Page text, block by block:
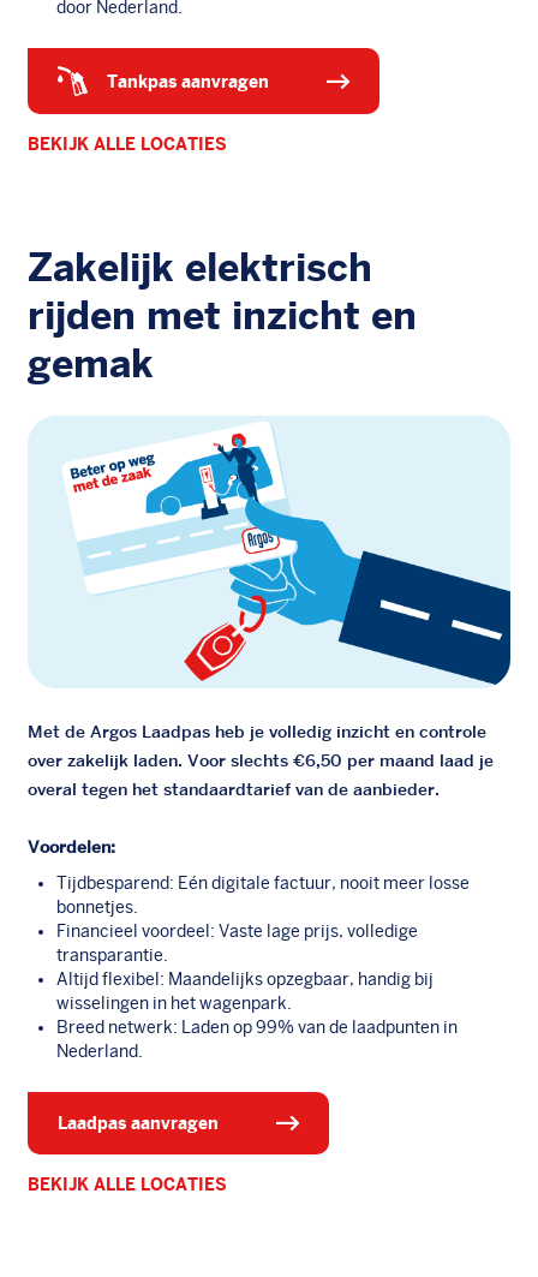
door Nederland.
tankpas aanvragen
BEKIJK ALLE LOCATIES
Zakelijk elektrisch
rijden met inzicht en
gemak
Met de Argos Laadpas heb je volledig inzicht en controle
over zakelijk laden. Voor slechts €6,50 per maand laad je
overal tegen het standaardtarief van de aanbieder.
Voordelen:
Tijdbesparend: Eén digitale factuur, nooit meer losse
bonnetjes.
Financieel voordeel: Vaste lage prijs, volledige
transparantie.
Altijd flexibel: Maandelijks opzegbaar, handig bij
wisselingen in het wagenpark.
Breed netwerk: Laden op 99% van de laadpunten in
Nederland.
laadpas aanvragen
BEKIJK ALLE LOCATIES